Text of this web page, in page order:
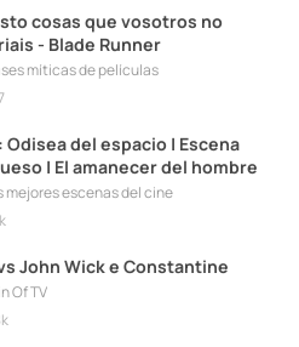
cosas que vosotros no
- Blade Runner
míticas de películas
Odisea del espacio | Escena
| El amanecer del hombre
mejores escenas del cine
John Wick e Constantine
Of TV